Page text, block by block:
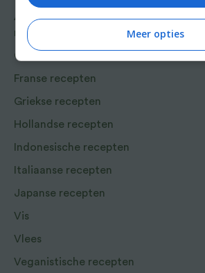
Aziatische en Oosterse
recepten
Chinese recepten
Franse recepten
Griekse recepten
Hollandse recepten
Indonesische recepten
Italiaanse recepten
Japanse recepten
Vis
Vlees
Veganistische recepten
Meer opties